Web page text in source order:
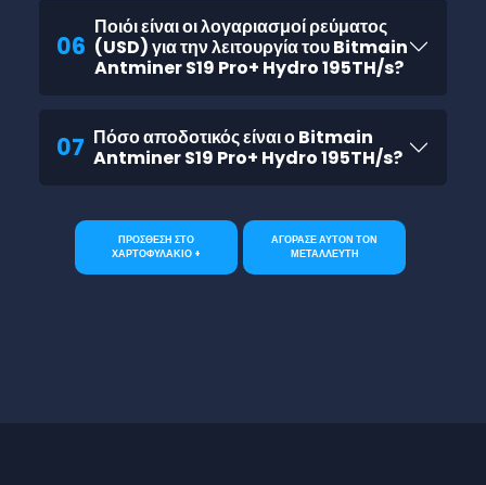
06
Ποιόι είναι οι λογαριασμοί ρεύματος
(USD) για την λειτουργία του Bitmain
Antminer S19 Pro+ Hydro 195TH/s?
07 Πόσο αποδοτικός είναι ο Bitmain
Antminer S19 Pro+ Hydro 195TH/s?
ΠΡΟΣΘΕΣΗ ΣΤΟ
ΧΑΡΤΟΦΥΛΑΚΙΟ +
ΑΓΟΡΑΣΕ ΑΥΤΟΝ ΤΟΝ
ΜΕΤΑΛΛΕΥΤΗ